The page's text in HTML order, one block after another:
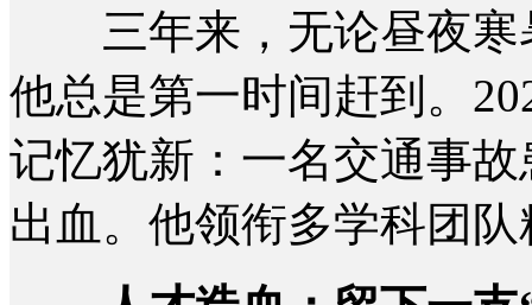
三年来，无论昼夜寒
他总是第一时间赶到。
记忆犹新：一名交通事
出血。他领衔多学科团